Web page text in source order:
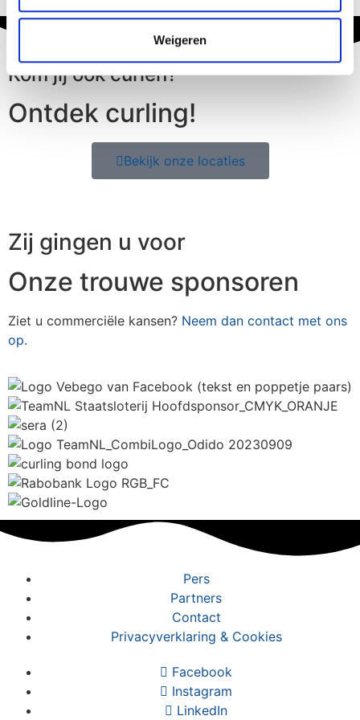
Weigeren
Kom jij ook curlen?
Ontdek curling!
Bekijk onze locaties
Zij gingen u voor
Onze trouwe sponsoren
Ziet u commerciële kansen? Neem dan contact met ons
op.
Pers
Partners
Contact
Privacyverklaring & Cookies
Facebook
Instagram
LinkedIn